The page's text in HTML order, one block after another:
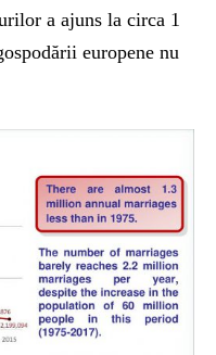
a ajuns la circa 1
europene nu